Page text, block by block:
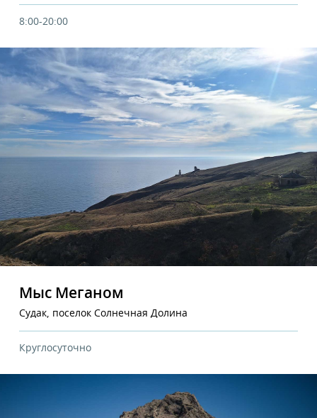
8:00-20:00
Мыс Меганом
Судак, поселок Солнечная Долина
Круглосуточно